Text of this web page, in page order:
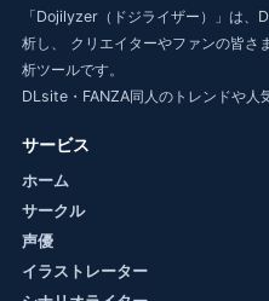
「Dojilyzer（ドジライザー）」は、
析し、 クリエイターやファンの皆さ
析ツールです。
DLsite・FANZA同人のトレンドや人
サービス
ホーム
サークル
声優
イラストレーター